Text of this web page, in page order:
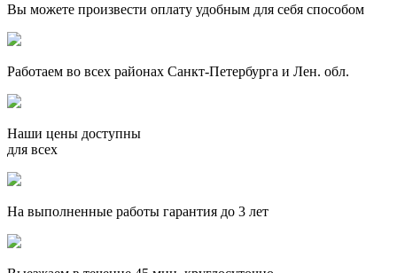
Вы можете произвести оплату удобным для себя способом
Работаем во всех районах Санкт-Петербурга и Лен. обл.
Наши цены доступны
для всех
На выполненные работы гарантия до 3 лет